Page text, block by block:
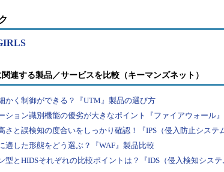
いて問題に取り組み、実習を進めるという二部形
連する製品／サービスを比較（キーマンズネット）
かく制御ができる？『UTM』製品の選び方
ション識別機能の優劣が大きなポイント『ファイアウォール
さと誤検知の度合いをしっかり確認！『IPS（侵入防止システ
適した形態をどう選ぶ？『WAF』製品比較
型とHIDSそれぞれの比較ポイントは？『IDS（侵入検知シス